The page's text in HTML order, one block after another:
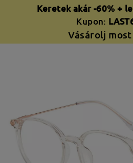
Keretek akár -60% +
Kupon:
Vásárolj most